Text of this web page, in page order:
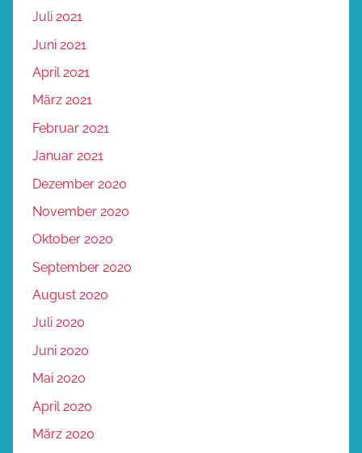
Juli 2021
Juni 2021
April 2021
März 2021
Februar 2021
Januar 2021
Dezember 2020
November 2020
Oktober 2020
September 2020
August 2020
Juli 2020
Juni 2020
Mai 2020
April 2020
März 2020